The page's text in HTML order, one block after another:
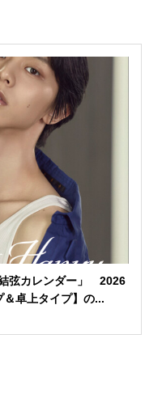
弦カレンダー」 2026
卓上タイプ】の...